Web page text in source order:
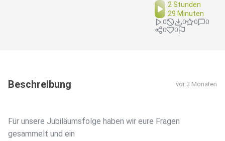
2 Stunden
29 Minuten
0 0 0
0
0
0
Beschreibung vor 3 Monaten
Für unsere Jubiläumsfolge haben wir eure Fragen
gesammelt und ein